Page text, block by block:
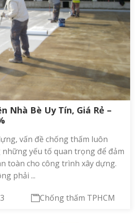
Nhà Bè Uy Tín, Giá Rẻ –
vấn đề chống thấm luôn
yếu tố quan trọng để đảm
toàn cho công trình xây dựng.
phải ...
Chống thấm TPHCM